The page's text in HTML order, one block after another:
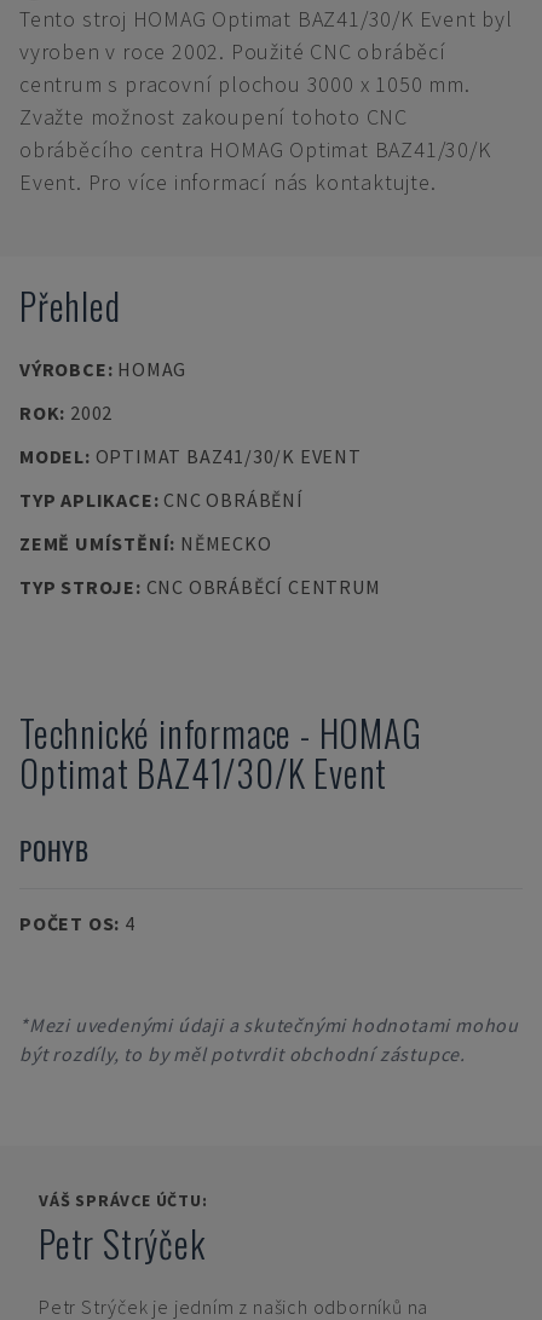
Tento stroj HOMAG Optimat BAZ41/30/K Event byl
vyroben v roce 2002. Použité CNC obráběcí
centrum s pracovní plochou 3000 x 1050 mm.
Zvažte možnost zakoupení tohoto CNC
obráběcího centra HOMAG Optimat BAZ41/30/K
Event. Pro více informací nás kontaktujte.
Přehled
VÝROBCE: HOMAG
ROK: 2002
MODEL: OPTIMAT BAZ41/30/K EVENT
TYP APLIKACE: CNC OBRÁBĚNÍ
ZEMĚ UMÍSTĚNÍ: NĚMECKO
TYP STROJE: CNC OBRÁBĚCÍ CENTRUM
Technické informace - HOMAG
Optimat BAZ41/30/K Event
POHYB
POČET OS: 4
*Mezi uvedenými údaji a skutečnými hodnotami mohou
být rozdíly, to by měl potvrdit obchodní zástupce.
VÁŠ SPRÁVCE ÚČTU:
Petr Strýček
Petr Strýček je jedním z našich odborníků na